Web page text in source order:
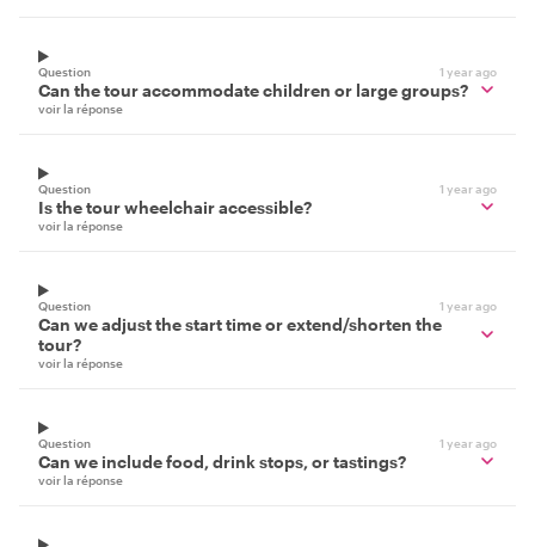
Question 1 year ago
Can the tour accommodate children or large groups?
voir la réponse
Question 1 year ago
Is the tour wheelchair accessible?
voir la réponse
Question 1 year ago
Can we adjust the start time or extend/shorten the
tour?
voir la réponse
Question 1 year ago
Can we include food, drink stops, or tastings?
voir la réponse